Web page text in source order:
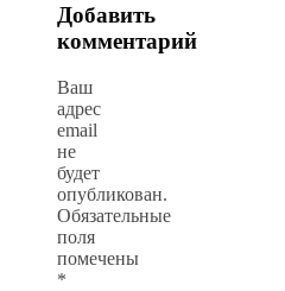
Добавить
комментарий
Ваш
адрес
email
не
будет
опубликован.
Обязательные
поля
помечены
*